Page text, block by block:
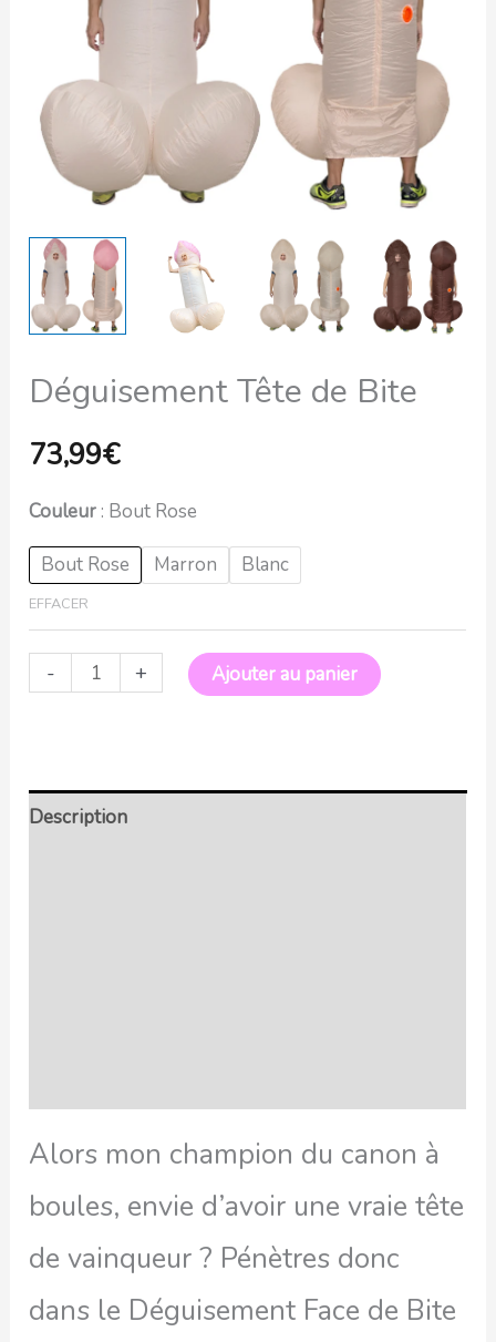
Déguisement Tête de Bite
73,99€
Couleur Bout Rose
Bout Rose Marron Blanc
EFFACER
- + Ajouter au panier
Description
Alors mon champion du canon à
boules, envie d’avoir une vraie tête
de vainqueur ? Pénètres donc
dans le Déguisement Face de Bite